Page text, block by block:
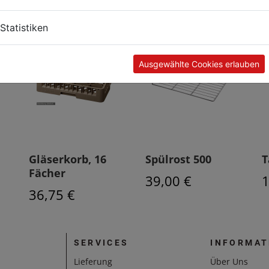
Gläserkorb, 16
Fächer
36,75 €
Spülrost 500
39,00 €
SERVICES
Lieferung Über Uns
Statistiken
Ausgewählte Cookies erlauben